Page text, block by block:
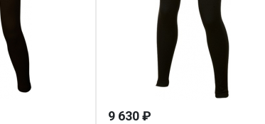
9 630 ₽